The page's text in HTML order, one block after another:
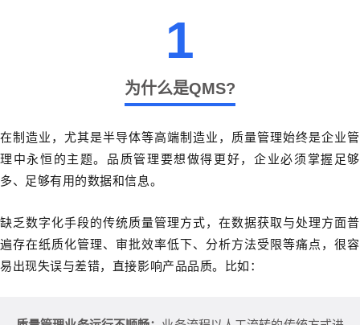
1
为什么是QMS?
在制造业，尤其是半导体等高端制造业，质量管理始终是企业管
理中永恒的主题。品质管理要想做得更好，企业必须掌握足够
多、足够有用的数据和信息。
缺乏数字化手段的传统质量管理方式，在数据获取与处理方面普
遍存在纸质化管理、审批效率低下、分析方法受限等痛点，很容
易出现失误与差错，直接影响产品品质。比如：